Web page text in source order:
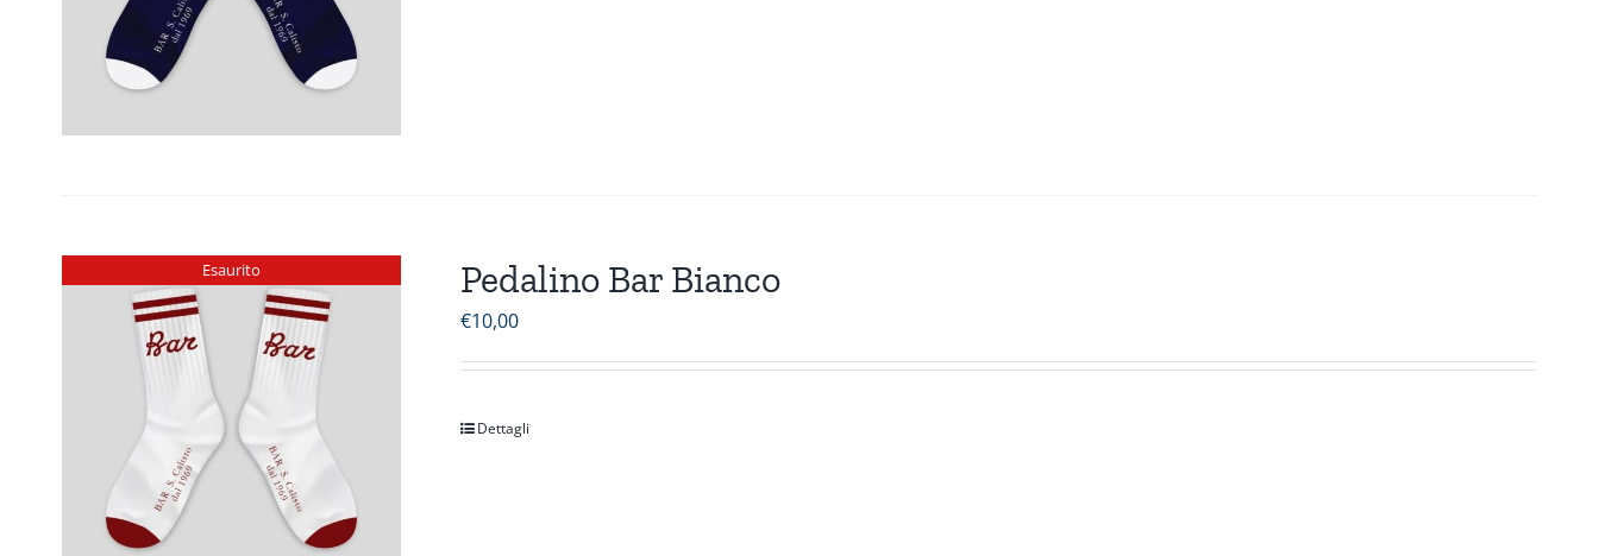
Esaurito Pedalino Bar Bianco
€10,00
Dettagli